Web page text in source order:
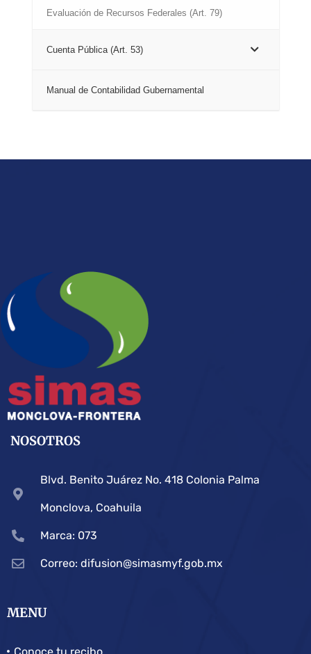
Evaluación de Recursos Federales (Art. 79)
Cuenta Pública (Art. 53)
Manual de Contabilidad Gubernamental
NOSOTROS
Blvd. Benito Juárez No. 418 Colonia Palma
Monclova, Coahuila
Marca: 073
Correo: difusion@simasmyf.gob.mx
MENU
Conoce tu recibo